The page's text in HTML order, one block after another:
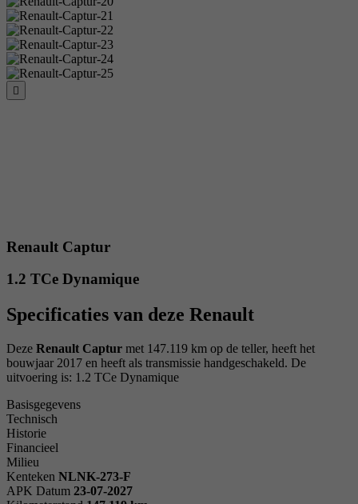
Renault Captur
1.2 TCe Dynamique
Specificaties van deze Renault
Deze Renault Captur met 147.119 km op de teller, heeft het
bouwjaar 2017 en heeft als transmissie handgeschakeld. De
uitvoering is: 1.2 TCe Dynamique
Basisgegevens
Technisch
Historie
Financieel
Milieu
Kenteken NLNK-273-F
APK Datum 23-07-2027